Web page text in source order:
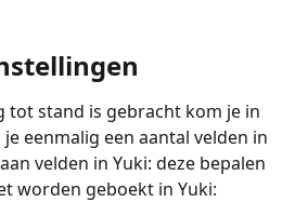
tot stand is gebracht kom je in
eenmalig een aantal velden in
velden in Yuki: deze bepalen
worden geboekt in Yuki: